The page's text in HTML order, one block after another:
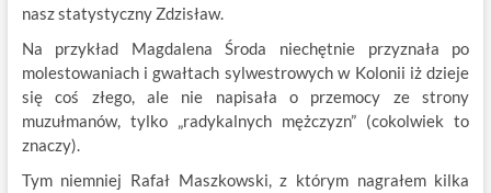
nasz statystyczny Zdzisław.
Na przykład Magdalena Środa niechętnie przyznała po
molestowaniach i gwałtach sylwestrowych w Kolonii iż dzieje
się coś złego, ale nie napisała o przemocy ze strony
muzułmanów, tylko „radykalnych mężczyzn” (cokolwiek to
znaczy).
Tym niemniej Rafał Maszkowski, z którym nagrałem kilka